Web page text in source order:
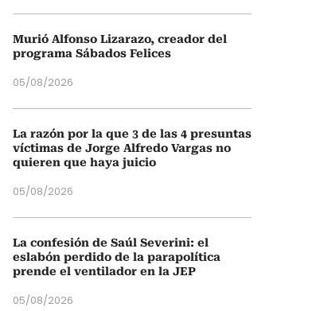
Murió Alfonso Lizarazo, creador del
programa Sábados Felices
05/08/2026
La razón por la que 3 de las 4 presuntas
víctimas de Jorge Alfredo Vargas no
quieren que haya juicio
05/08/2026
La confesión de Saúl Severini: el
eslabón perdido de la parapolítica
prende el ventilador en la JEP
05/08/2026